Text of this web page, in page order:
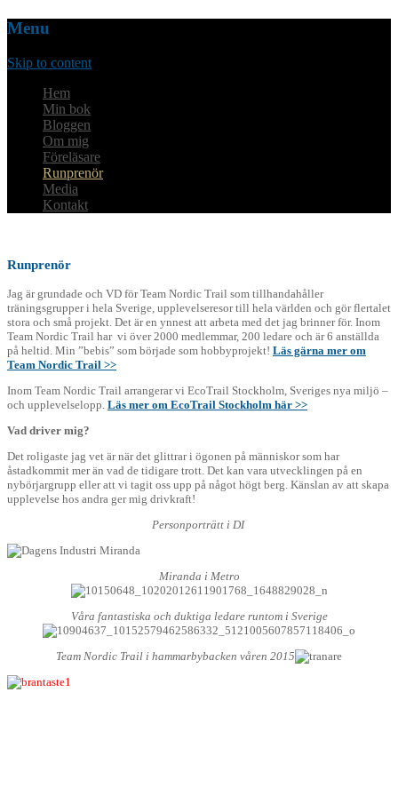
Menu
Skip to content
Hem
Min bok
Bloggen
Om mig
Föreläsare
Runprenör
Media
Kontakt
Runprenör
Jag är grundade och VD för Team Nordic Trail som tillhandahåller
träningsgrupper i hela Sverige, upplevelseresor till hela världen och gör flertalet
stora och små projekt. Det är en ynnest att arbeta med det jag brinner för. Inom
Team Nordic Trail har vi över 2000 medlemmar, 200 ledare och är 6 anställda
på heltid. Min ”bebis” som började som hobbyprojekt! Läs gärna mer om
Team Nordic Trail >>
Inom Team Nordic Trail arrangerar vi EcoTrail Stockholm, Sveriges nya miljö –
och upplevelselopp. Läs mer om EcoTrail Stockholm här >>
Vad driver mig?
Det roligaste jag vet är när det glittrar i ögonen på människor som har
åstadkommit mer än vad de tidigare trott. Det kan vara utvecklingen på en
nybörjargrupp eller att vi tagit oss upp på något högt berg. Känslan av att skapa
upplevelse hos andra ger mig drivkraft!
Personporträtt i DI
Miranda i Metro
Våra fantastiska och duktiga ledare runtom i Sverige
Team Nordic Trail i hammarbybacken våren 2015